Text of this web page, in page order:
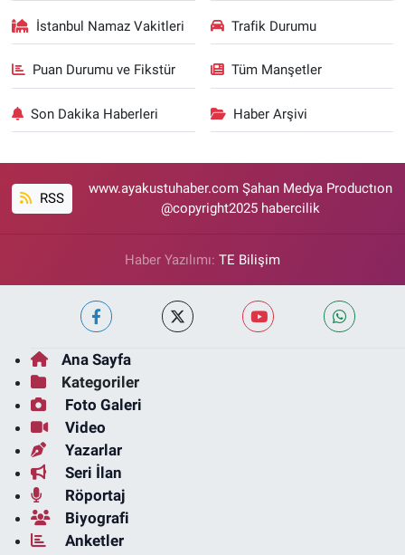
İstanbul Namaz Vakitleri Trafik Durumu
Puan Durumu ve Fikstür Tüm Manşetler
Son Dakika Haberleri Haber Arşivi
RSS
www.ayakustuhaber.com Şahan Medya Productıon
@copyright2025 habercilik
Haber Yazılımı: TE Bilişim
Ana Sayfa
Kategoriler
Foto Galeri
Video
Yazarlar
Seri İlan
Röportaj
Biyografi
Anketler